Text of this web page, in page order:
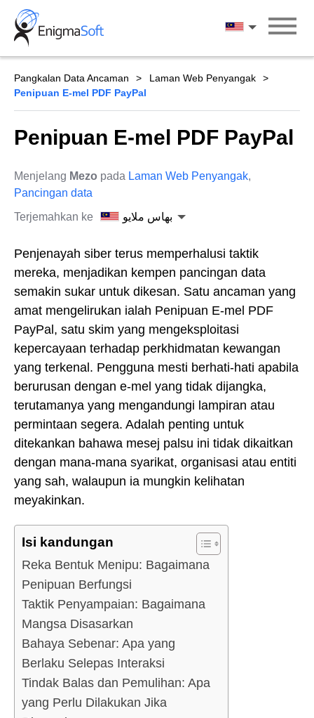
Skip
content
بهاس ملايو
Pangkalan Data Ancaman
Laman Web Penyangak
Penipuan E-mel PDF PayPal
Penipuan E-mel PDF PayPal
Menjelang Mezo pada Laman Web Penyangak,
Pancingan data
Terjemahkan ke
بهاس ملايو
Penjenayah siber terus memperhalusi taktik
mereka, menjadikan kempen pancingan data
semakin sukar untuk dikesan. Satu ancaman yang
amat mengelirukan ialah Penipuan E-mel PDF
PayPal, satu skim yang mengeksploitasi
kepercayaan terhadap perkhidmatan kewangan
yang terkenal. Pengguna mesti berhati-hati apabila
berurusan dengan e-mel yang tidak dijangka,
terutamanya yang mengandungi lampiran atau
permintaan segera. Adalah penting untuk
ditekankan bahawa mesej palsu ini tidak dikaitkan
dengan mana-mana syarikat, organisasi atau entiti
yang sah, walaupun ia mungkin kelihatan
meyakinkan.
Isi kandungan
Reka Bentuk Menipu: Bagaimana
Penipuan Berfungsi
Taktik Penyampaian: Bagaimana
Mangsa Disasarkan
Bahaya Sebenar: Apa yang
Berlaku Selepas Interaksi
Tindak Balas dan Pemulihan: Apa
yang Perlu Dilakukan Jika